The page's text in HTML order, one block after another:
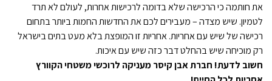
את חותמה כי הרכישה שלא בדומה לרכישות אחרות, לעולם לא תרד
לטמיון. שיש מצדה – מעבירים לכם את החדשות החמות ביותר בתחום
רכישה של שיש עם אחריות. אחריות זו המופצת בלא מעט בתים בישראל
רק מוכיחה שיש בהחלט דבר כזה שיש עם איכות.
חשוב לדעת! חברת אבן קיסר מעניקה לרוכשי משטחי הקוורץ